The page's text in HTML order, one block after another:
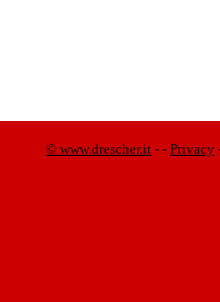
© www.drescher.it - - Privacy